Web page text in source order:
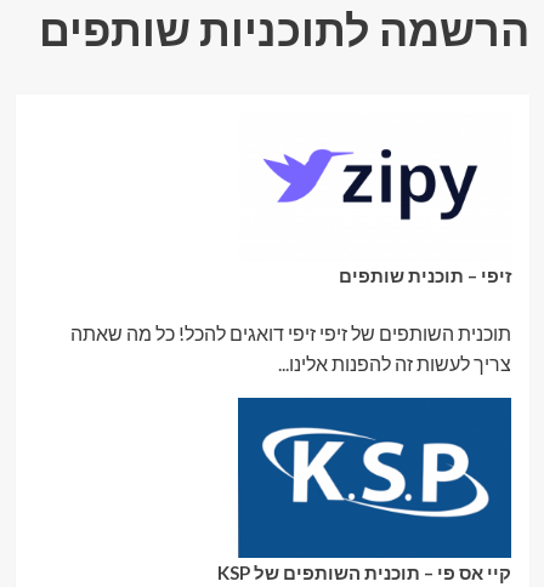
הרשמה לתוכניות שותפים
זיפי – תוכנית שותפים
תוכנית השותפים של זיפי זיפי דואגים להכל! כל מה שאתה
צריך לעשות זה להפנות אלינו...
קיי אס פי – תוכנית השותפים של KSP